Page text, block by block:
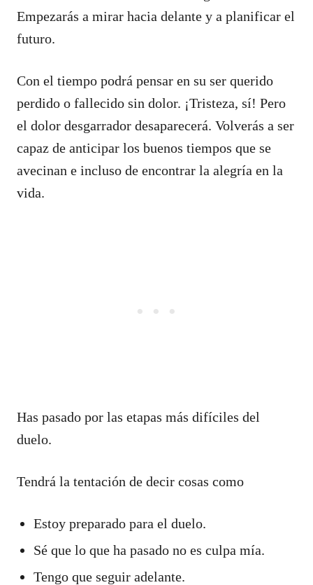
Empezarás a mirar hacia delante y a planificar el
futuro.
Con el tiempo podrá pensar en su ser querido
perdido o fallecido sin dolor. ¡Tristeza, sí! Pero
el dolor desgarrador desaparecerá. Volverás a ser
capaz de anticipar los buenos tiempos que se
avecinan e incluso de encontrar la alegría en la
vida.
Has pasado por las etapas más difíciles del
duelo.
Tendrá la tentación de decir cosas como
Estoy preparado para el duelo.
Sé que lo que ha pasado no es culpa mía.
Tengo que seguir adelante.